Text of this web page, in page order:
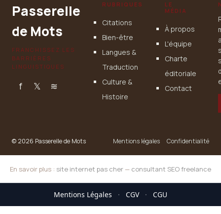
Passerelle
de Mots
FRANCHISSEZ LES
BARRIÈRES
LINGUISTIQUES
f 𝕏 ≋
RUBRIQUES
Citations
Bien-être
Langues &
Traduction
Culture &
Histoire
LE
MÉDIA
À propos
L'équipe
Charte
éditoriale
Contact
© 2026 Passerelle de Mots Mentions légales Confidentialité
En savoir plus : site internet pas cher — consultant SEO freelance
Mentions Légales · CGV · CGU